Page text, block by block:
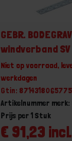
GEBR.
windverband SV
Niet op voorraad,
werkdagen
Gtin: 8714318065775
Artikelnummer
€ 91,23 incl.
Prijs per 1 Stuk